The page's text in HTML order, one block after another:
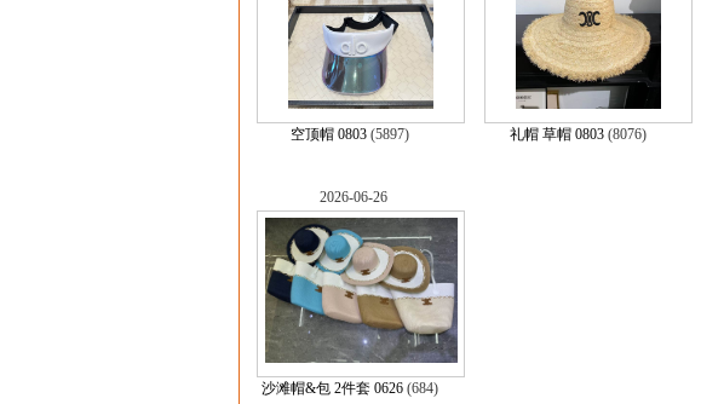
空顶帽 0803 (5897) 礼帽 草帽 0803(8076)
2026-06-26
沙滩帽&包 2件套 0626 (684)